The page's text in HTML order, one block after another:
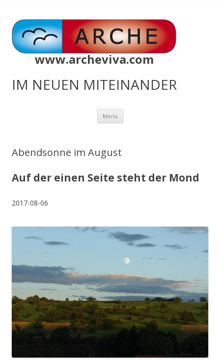
www.archeviva.com
IM NEUEN MITEINANDER
Menü Zum
springen
Abendsonne im August
Auf der einen Seite steht der Mond
2017-08-06